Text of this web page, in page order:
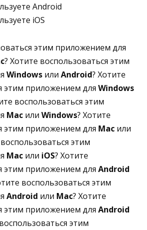
Android
iOS
этим приложением для
? Хотите воспользоваться этим
Windows или Android? Хотите
этим приложением для Windows
воспользоваться этим
Mac или Windows? Хотите
этим приложением для Mac или
этим
Mac или iOS? Хотите
этим приложением для Android
воспользоваться этим
Android или Mac? Хотите
этим приложением для Android
этим